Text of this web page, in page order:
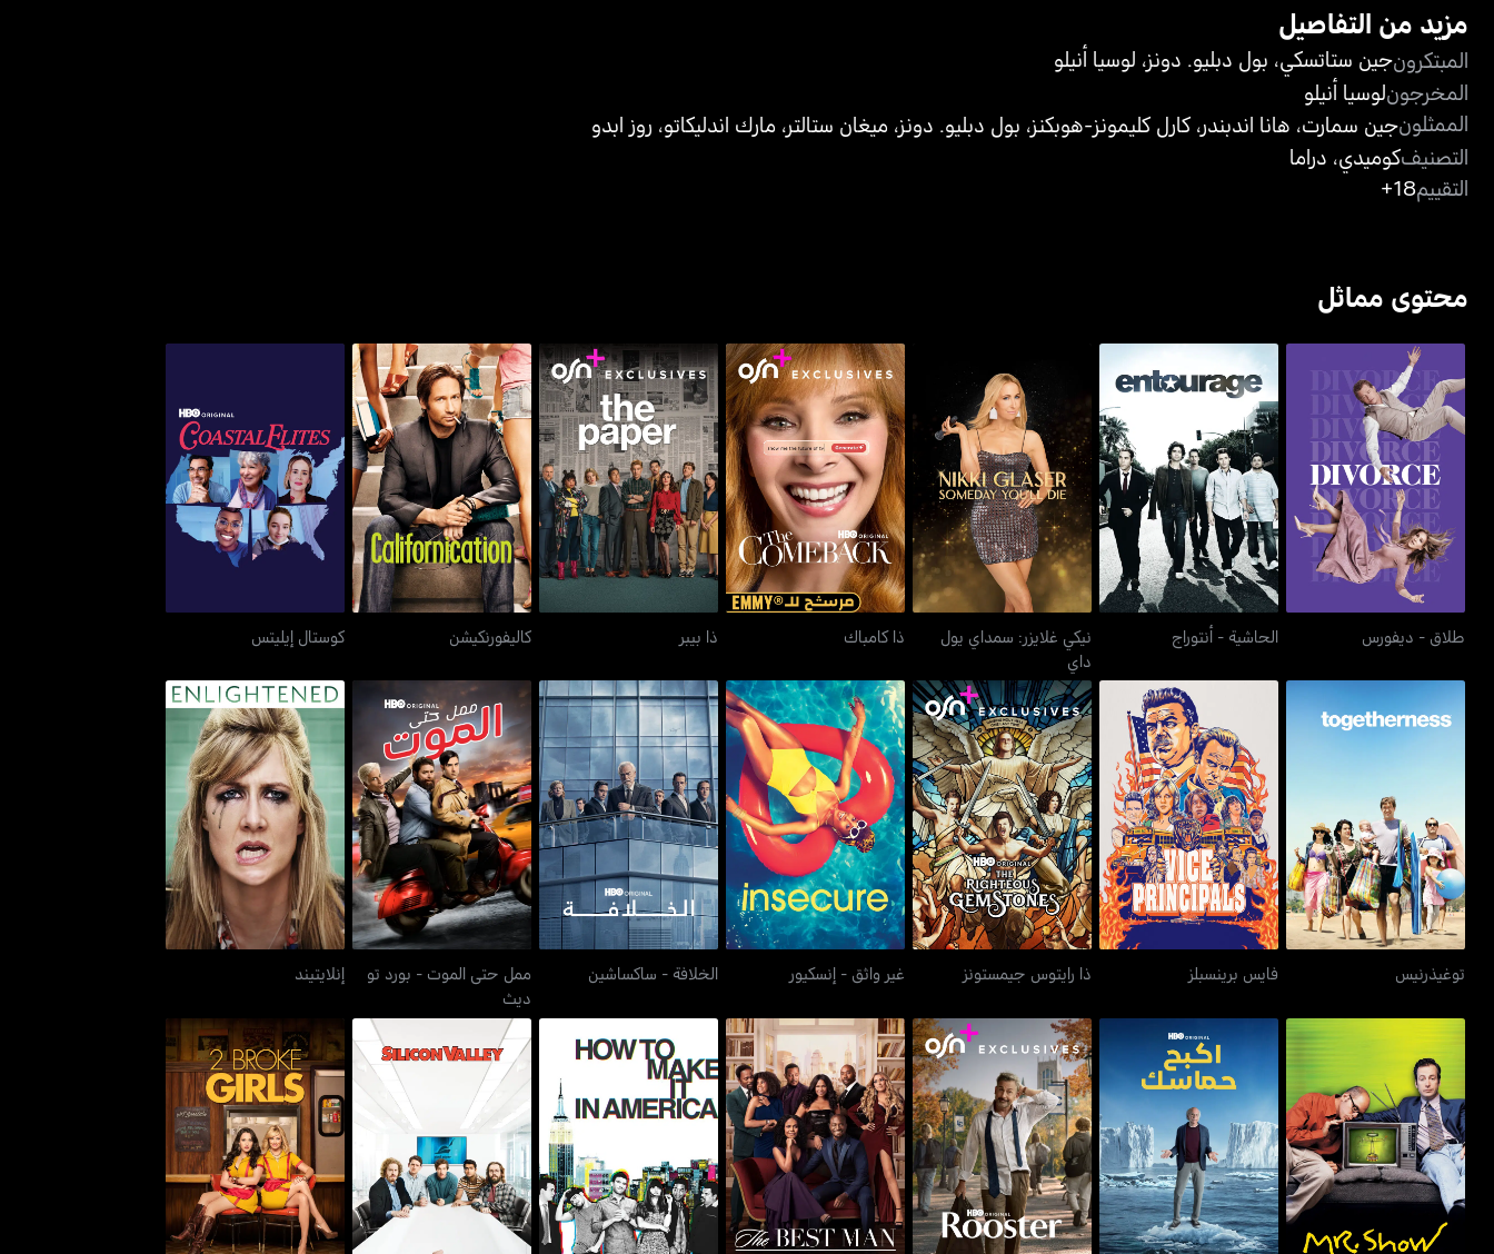
مزيد من التفاصيل
المبتكرونجين ستاتسكي، بول دبليو. دونز، لوسيا أنيلو
المخرجونلوسيا أنيلو
الممثلونجين سمارت، هانا اندبندر، كارل كليمونز-هوبكنز، بول دبليو. دونز، ميغان ستالتر، مارك اندليكاتو، روز ابدو
التصنيفكوميدي، دراما
التقييم18+
محتوى مماثل
طلاق - ديفورس
طلاق - ديفورس
الحاشية - أنتوراج
الحاشية - أنتوراج
نيكي غلايزر: سمداي يول
داي
نيكي غلايزر: سمداي يول
داي
ذا كامباك
ذا كامباك
ذا بيبر
ذا بيبر
كاليفورنكيشن
كاليفورنكيشن
كوستال إيليتس
كوستال إيليتس
توغيذرنيس
توغيذرنيس
فايس برينسبلز
فايس برينسبلز
ذا رايتوس جيمستونز
ذا رايتوس جيمستونز
غير واثق - إنسكيور
غير واثق - إنسكيور
الخلافة - ساكساشين
الخلافة - ساكساشين
ممل حتى الموت - بورد تو
ديث
ممل حتى الموت - بورد تو
ديث
إنلايتيند
إنلايتيند
مستر شو
اكبح حماسك - كيرب يور
إنثوزيازم
روستر
ذا بيست مان: ذا فاينال
تشابيترز
هاو تو ميك إت إن أميريكا سيليكون فالي 2 بروك غيرلز